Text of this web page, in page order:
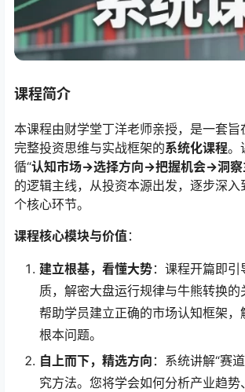
课程简介
本课程由财学堂丁洋老师亲授，是一套旨
完整投资思维与实战框架的系统化课程。
循“认知市场→选择方向→把握机会→洞
的逻辑主线，从投资本源出发，逐步深
个核心环节。
课程核心模块与价值：
建立根基，看懂大势：课程开篇即
质，解密大盘运行规律与牛熊转换的
帮助学员建立正确的市场认知框架，
根本问题。
自上而下，精选方向 ：系统讲解“赛
究方法。您将学会如何分析产业趋势